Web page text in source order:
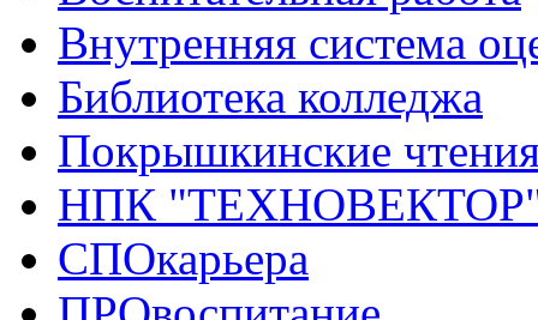
Внутренняя система
Библиотека колледжа
Покрышкинские
НПК
СПОкарьера